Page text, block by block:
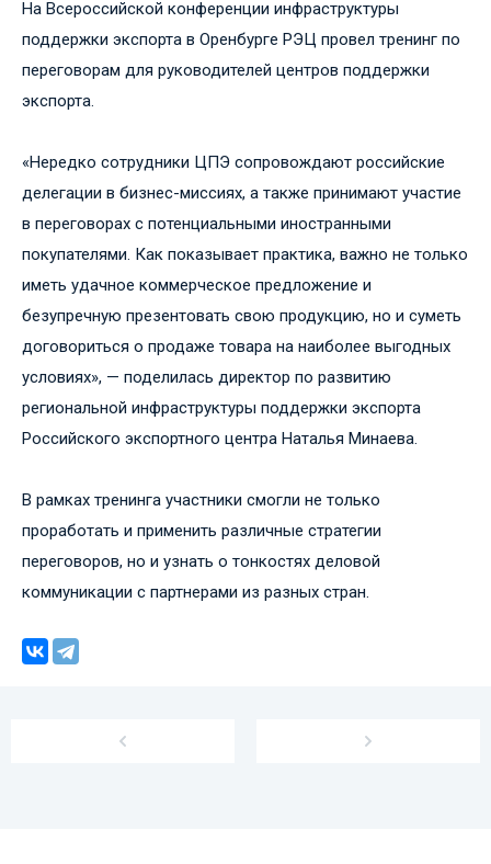
На Всероссийской конференции инфраструктуры
поддержки экспорта в Оренбурге РЭЦ провел тренинг по
переговорам для руководителей центров поддержки
экспорта.
«Нередко сотрудники ЦПЭ сопровождают российские
делегации в бизнес-миссиях, а также принимают участие
в переговорах с потенциальными иностранными
покупателями. Как показывает практика, важно не только
иметь удачное коммерческое предложение и
безупречную презентовать свою продукцию, но и суметь
договориться о продаже товара на наиболее выгодных
условиях», — поделилась директор по развитию
региональной инфраструктуры поддержки экспорта
Российского экспортного центра Наталья Минаева.
В рамках тренинга участники смогли не только
проработать и применить различные стратегии
переговоров, но и узнать о тонкостях деловой
коммуникации с партнерами из разных стран.